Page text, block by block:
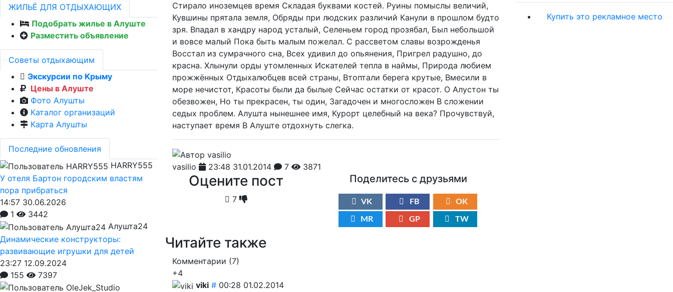
Стирало иноземцев время Складая буквами костей. Руины помыслы величий,
Кувшины прятала земля, Обряды при людских различий Канули в прошлом будто
зря. Впадал в хандру народ усталый, Селеньем город прозябал, Был небольшой
и вовсе малый Пока быть малым пожелал. С рассветом славы возрожденья
Восстал из сумрачного сна, Всех удивил до опьянения, Пригрел радушно, до
красна. Хлынули орды утомленных Искателей тепла в наймы, Природа любием
прожжённых Отдыхалюбцев всей страны, Втоптали берега крутые, Вмесили в
море нечистот, Красоты были да былые Сейчас остатки от красот. О Алустон ты
обезвожен, Но ты прекрасен, ты один, Загадочен и многосложен В сложении
седых проблем. Алушта нынешнее имя, Курорт целебный на века? Прочувствуй,
наступает время В Алуште отдохнуть слегка.
vasilio 23:48 31.01.2014 7 3871
Оцените пост
7
Поделитесь с друзьями
VK FB OK
MR GP TW
Читайте также
Комментарии (7)
+4
viki # 00:28 01.02.2014
ЖИЛЬЁ ДЛЯ ОТДЫХАЮЩИХ
Подобрать жилье в Алуште
Разместить объявление
Советы отдыхающим
Экскурсии по Крыму
Цены в Алуште
Фото Алушты
Каталог организаций
Карта Алушты
Последние обновления
HARRY555
У отеля Бартон городским властям
пора прибраться
14:57 30.06.2026
1
3442
Алушта24
Динамические конструкторы:
развивающие игрушки для детей
23:27 12.09.2024
155
7397
Купить это рекламное место